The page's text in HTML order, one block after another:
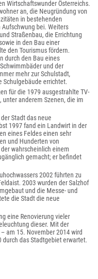
Wirtschaftswunder Österreichs.
an, die Neugründung von
in bestehenden
bei. Weiters
Straßenbau, die Errichtung
in den Bau einer
den Tourismus fördern.
durch den Bau eines
und der
mehr zur Schulstadt,
Schulgebäude errichtet.
für die 1979 ausgestrahlte TV-
unter anderem Szenen, die im
Stadt das neue
1997 fand ein Landwirt in der
eines Feldes einen sehr
und Hunderten von
wahrscheinlich einem
gemacht; er befindet
2002 führten zu
2003 wurden der Salzhof
und die Messe- und
die Stadt die neue
eine Renovierung vieler
dieser. Mit der
am 15. November 2014 wird
das Stadtgebiet erwartet.